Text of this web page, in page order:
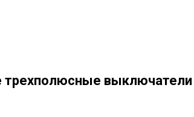
трехполюсные выключатели